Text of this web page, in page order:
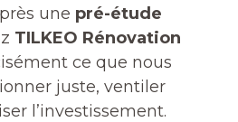
une pré-étude
TILKEO Rénovation
ce que nous
juste, ventiler
l’investissement.